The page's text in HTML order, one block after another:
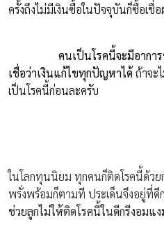
ครั้งถึงไม่มีเงินซื้อในปัจจุบันก็ซื้อเชื่
คนเป็นโรคนี้จะมีอากา
เชื่อว่าเงินแก้ไขทุกปัญหาได้ถ้าจะ
เป็นโรคนี้ก่อนละครับ
ในโลกทุนนิยม ทุกคนก็ติดโรคนี้ด้ว
พรั่งพร้อมก็ตามที ประเด็นจึงอยู่ที่ดี
ช่วยลูกไม่ให้ติดโรคนี้ในดีกรีงอมแง